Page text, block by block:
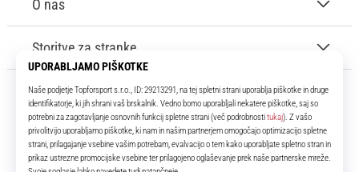
11teamsports.si
Že več kot 16 let smo vaši soigralci ter vam predstavljamo najboljše in
najnovejše izdelke iz sveta nogometa.
O nas
Storitve za stranke